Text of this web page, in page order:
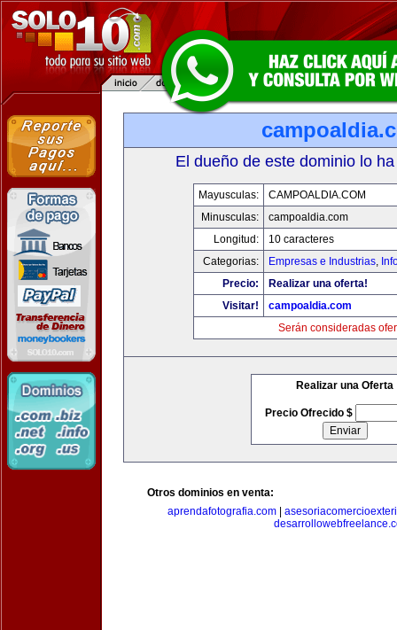
El dueño de este dominio lo
Mayusculas:
CAMPOALDIA.COM
Minusculas:
campoaldia.com
Longitud:
10 caracteres
Categorias:
Empresas e Industrias,
Precio:
Realizar una oferta!
Visitar!
campoaldia.com
Serán consideradas
Realizar una Oferta
Precio Ofrecido $
Otros dominios en venta:
aprendafotografia.com